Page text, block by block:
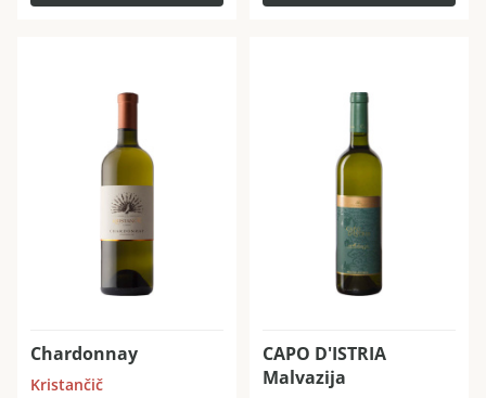
Chardonnay
Kristančič
CAPO D'ISTRIA
Malvazija